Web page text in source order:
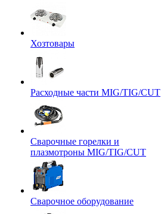
Хозтовары
Расходные части MIG/TIG/CUT
Сварочные горелки и
плазмотроны MIG/TIG/CUT
Сварочное оборудование